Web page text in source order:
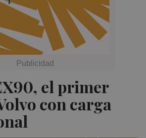
el primer
con carga